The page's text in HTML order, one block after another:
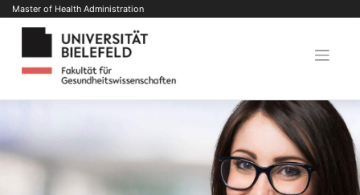
Skip
to
Master of Health Administration